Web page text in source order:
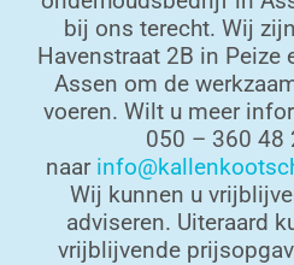
bij ons terecht. Wij
Havenstraat 2B in Peize
Assen om de
voeren. Wilt u meer
050 – 360 48
naar
Wij kunnen u
adviseren. Uiteraard
vrijblijvende